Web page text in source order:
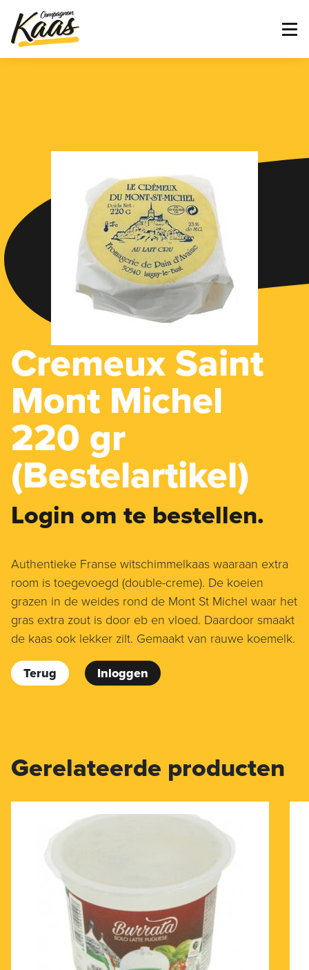
Cremeux Saint
Mont Michel
220 gr
(Bestelartikel)
Login om te bestellen.
Authentieke Franse witschimmelkaas waaraan extra
room is toegevoegd (double-creme). De koeien
grazen in de weides rond de Mont St Michel waar het
gras extra zout is door eb en vloed. Daardoor smaakt
de kaas ook lekker zilt. Gemaakt van rauwe koemelk.
Terug Inloggen
Gerelateerde producten